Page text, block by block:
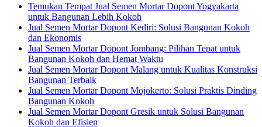
Temukan Tempat Jual Semen Mortar Dopont Yogyakarta
untuk Bangunan Lebih Kokoh
Jual Semen Mortar Dopont Kediri: Solusi Bangunan Kokoh
dan Ekonomis
Jual Semen Mortar Dopont Jombang: Pilihan Tepat untuk
Bangunan Kokoh dan Hemat Waktu
Jual Semen Mortar Dopont Malang untuk Kualitas Konstruksi
Bangunan Terbaik
Jual Semen Mortar Dopont Mojokerto: Solusi Praktis Dinding
Bangunan Kokoh
Jual Semen Mortar Dopont Gresik untuk Solusi Bangunan
Kokoh dan Efisien